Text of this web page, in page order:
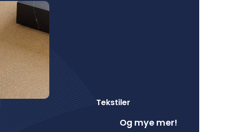
Tekstiler
Og mye mer!